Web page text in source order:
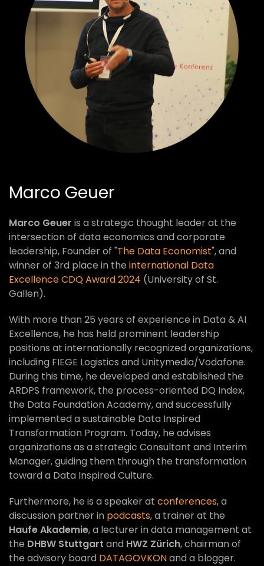
Marco Geuer
Marco Geuer is a strategic thought leader at the
intersection of data economics and corporate
leadership, Founder of "The Data Economist", and
winner of 3rd place in the international Data
Excellence CDQ Award 2024 (University of St.
Gallen).
With more than 25 years of experience in Data & AI
Excellence, he has held prominent leadership
positions at internationally recognized organizations,
including FIEGE Logistics and Unitymedia/Vodafone.
During this time, he developed and established the
ARDPS framework, the process-oriented DQ Index,
the Data Foundation Academy, and successfully
implemented a sustainable Data Inspired
Transformation Program. Today, he advises
organizations as a strategic Consultant and Interim
Manager, guiding them through the transformation
toward a Data Inspired Culture.
Furthermore, he is a speaker at conferences, a
discussion partner in podcasts, a trainer at the
Haufe Akademie, a lecturer in data management at
the DHBW Stuttgart and HWZ Zürich, chairman of
the advisory board DATAGOVKONand a blogger.